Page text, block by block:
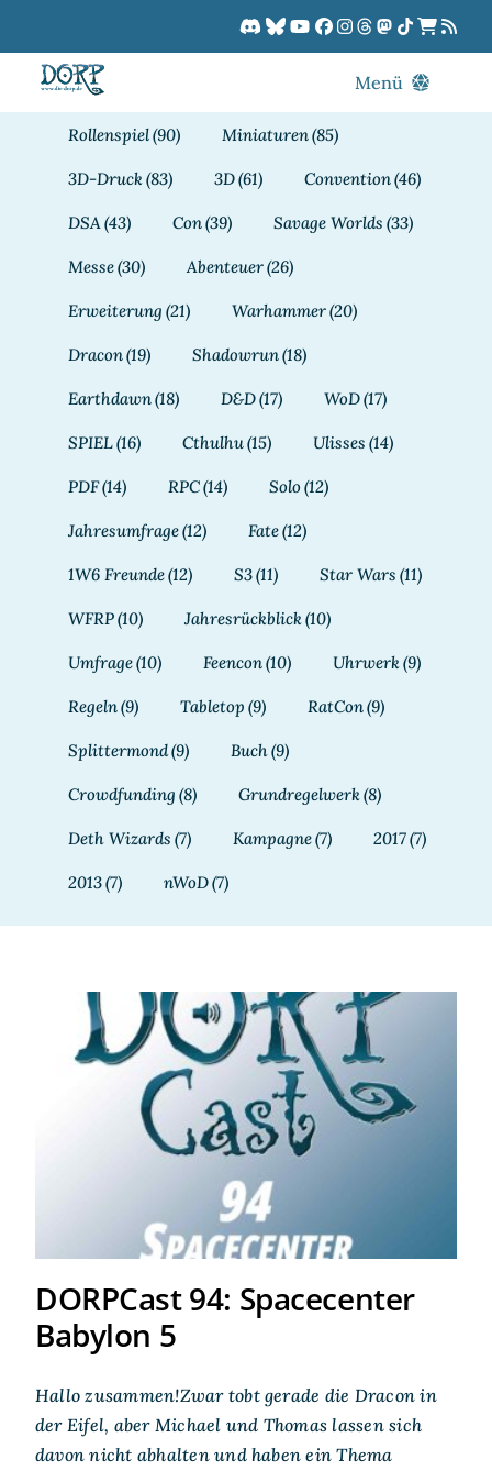
springen
Menü
Rollenspiel(90) Miniaturen(85)
3D-Druck(83) 3D(61) Convention(46)
DSA (43) Con(39) Savage Worlds (33)
Messe(30) Abenteuer(26)
Erweiterung (21) Warhammer(20)
Dracon(19) Shadowrun(18)
Earthdawn(18) D&D(17) WoD(17)
SPIEL(16) Cthulhu(15) Ulisses (14)
PDF(14) RPC(14) Solo(12)
Jahresumfrage(12) Fate(12)
1W6 Freunde(12) S3(11) Star Wars (11)
WFRP(10) Jahresrückblick(10)
Umfrage(10) Feencon(10) Uhrwerk(9)
Regeln(9) Tabletop (9) RatCon(9)
Splittermond(9) Buch(9)
Crowdfunding (8) Grundregelwerk(8)
Deth Wizards (7) Kampagne(7) 2017(7)
2013(7) nWoD(7)
DORPCast 94: Spacecenter
Babylon 5
DORPCast 94: Spacecenter
Babylon 5
Hallo zusammen!Zwar tobt gerade die Dracon in
der Eifel, aber Michael und Thomas lassen sich
davon nicht abhalten und haben ein Thema